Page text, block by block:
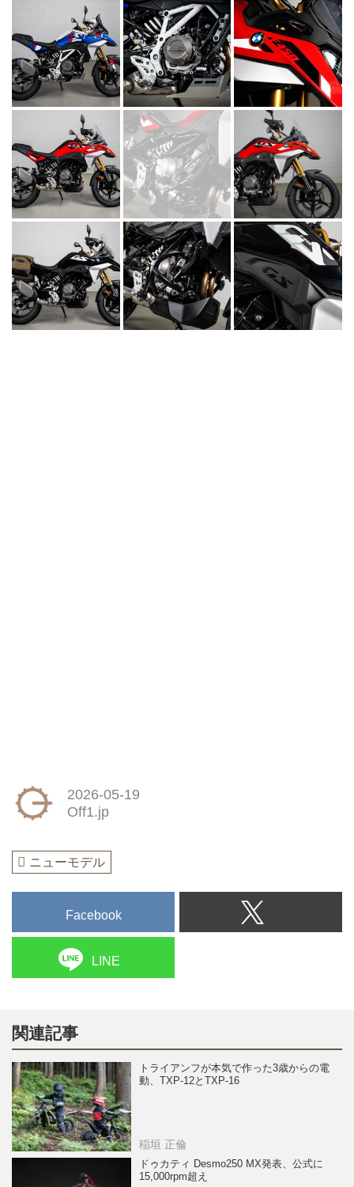
2026-05-19
Off1.jp
ニューモデル
Facebook
LINE
関連記事
トライアンフが本気で作った3歳からの電
動、TXP-12とTXP-16
稲垣 正倫
ドゥカティ Desmo250 MX発表、公式に
15,000rpm超え